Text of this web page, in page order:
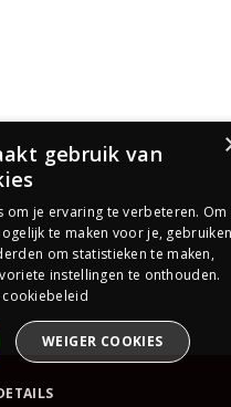
gebruik van
om je ervaring te verbeteren. Om
te maken voor je,
om statistieken te maken,
instellingen te onthouden.
WEIGER COOKIES